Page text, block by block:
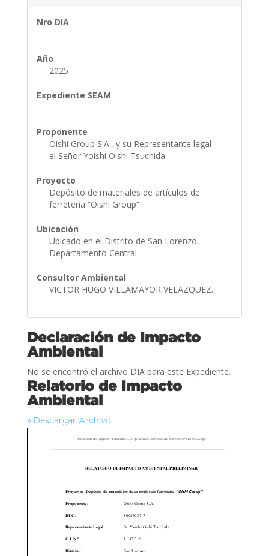
Nro DIA
Año
2025
Expediente SEAM
Proponente
Oishi Group S.A., y su Representante legal
el Señor Yoishi Oishi Tsuchida.
Proyecto
Depósito de materiales de artículos de
ferretería “Oishi Group”
Ubicación
Ubicado en el Distrito de San Lorenzo,
Departamento Central.
Consultor Ambiental
VICTOR HUGO VILLAMAYOR VELAZQUEZ.
Declaración de Impacto
Ambiental
No se encontró el archivo DIA para este Expediente.
Relatorio de Impacto
Ambiental
» Descargar Archivo